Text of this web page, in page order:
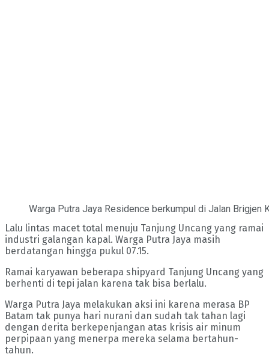
Warga Putra Jaya Residence berkumpul di Jalan
Lalu lintas macet total menuju Tanjung Uncang yang ramai
industri galangan kapal. Warga Putra Jaya masih
berdatangan hingga pukul 07.15.
Ramai karyawan beberapa shipyard Tanjung Uncang yang
berhenti di tepi jalan karena tak bisa berlalu.
Warga Putra Jaya melakukan aksi ini karena merasa BP
Batam tak punya hari nurani dan sudah tak tahan lagi
dengan derita berkepenjangan atas krisis air minum
perpipaan yang menerpa mereka selama bertahun-
tahun.